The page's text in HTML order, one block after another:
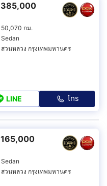
385,000
50,070 กม.
Sedan
สวนหลวง กรุงเทพมหานคร
LINE โทร
165,000
Sedan
สวนหลวง กรุงเทพมหานคร